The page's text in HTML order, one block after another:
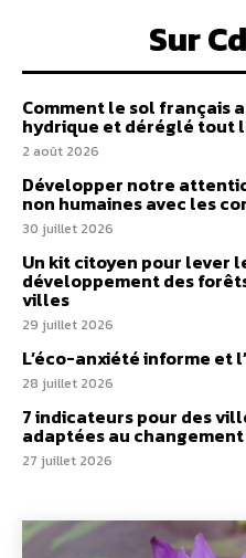
Sur
Comment le sol français
hydrique et déréglé tout
2 août 2026
Développer notre
non humaines avec les
30 juillet 2026
Un kit citoyen pour lever
développement des
villes
29 juillet 2026
L’éco-anxiété informe
28 juillet 2026
7 indicateurs pour des
adaptées au
27 juillet 2026